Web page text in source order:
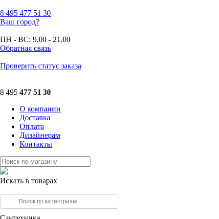
8 495 477 51 30
Ваш город?
ПН - ВС: 9.00 - 21.00
Обратная связь
Проверить статус заказа
8 495 477 51 30
О компании
Доставка
Оплата
Дизайнерам
Контакты
Искать в товарах